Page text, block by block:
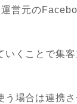
営元の
くことで集客
場合は連携さ